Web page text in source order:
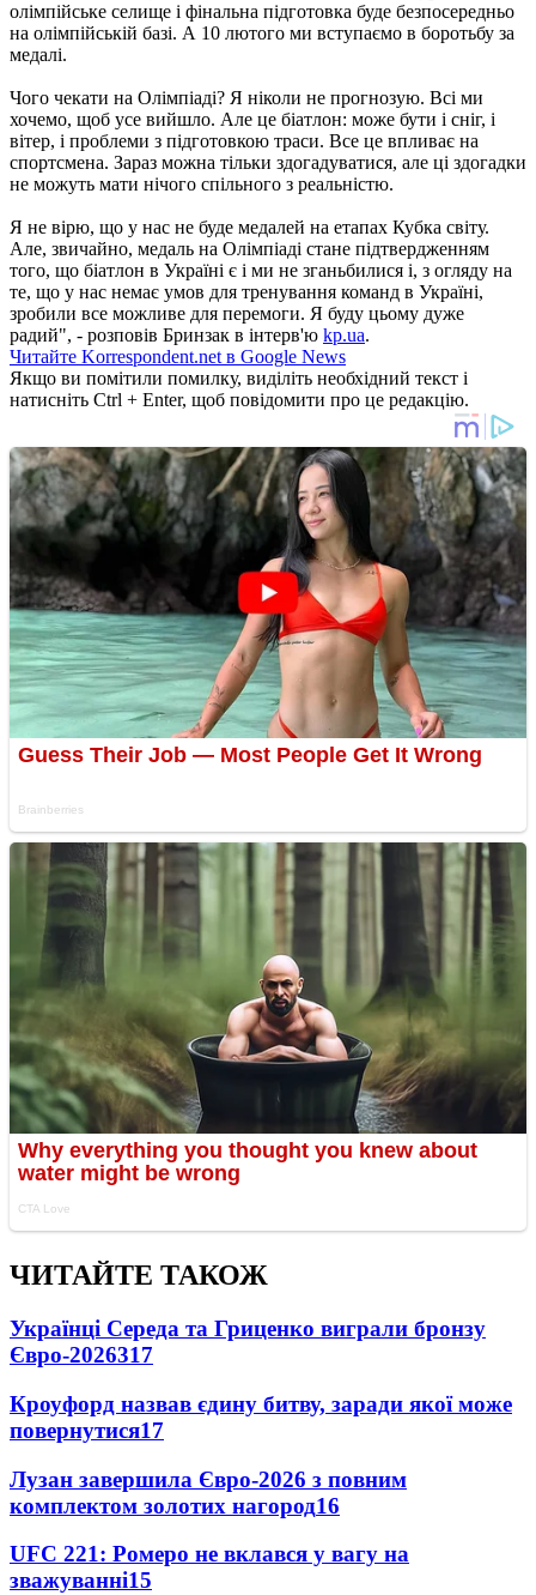
олімпійське селище і фінальна підготовка буде безпосередньо
на олімпійській базі. А 10 лютого ми вступаємо в боротьбу за
медалі.
Чого чекати на Олімпіаді? Я ніколи не прогнозую. Всі ми
хочемо, щоб усе вийшло. Але це біатлон: може бути і сніг, і
вітер, і проблеми з підготовкою траси. Все це впливає на
спортсмена. Зараз можна тільки здогадуватися, але ці здогадки
не можуть мати нічого спільного з реальністю.
Я не вірю, що у нас не буде медалей на етапах Кубка світу.
Але, звичайно, медаль на Олімпіаді стане підтвердженням
того, що біатлон в Україні є і ми не зганьбилися і, з огляду на
те, що у нас немає умов для тренування команд в Україні,
зробили все можливе для перемоги. Я буду цьому дуже
радий", - розповів Бринзак в інтерв'ю kp.ua.
Читайте Korrespondent.net в Google News
Якщо ви помітили помилку, виділіть необхідний текст і
натисніть Ctrl + Enter, щоб повідомити про це редакцію.
ЧИТАЙТЕ ТАКОЖ
Українці Середа та Гриценко виграли бронзу
Євро-2026317
Кроуфорд назвав єдину битву, заради якої може
повернутися17
Лузан завершила Євро-2026 з повним
комплектом золотих нагород16
UFC 221: Ромеро не вклався у вагу на
зважуванні15